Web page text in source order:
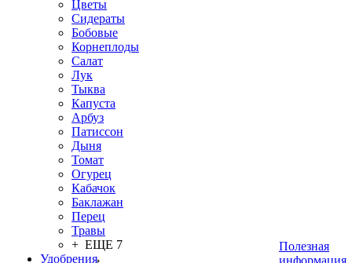
Цветы
Сидераты
Бобовые
Корнеплоды
Салат
Лук
Тыква
Капуста
Арбуз
Патиссон
Дыня
Томат
Огурец
Кабачок
Баклажан
Перец
Травы
+ ЕЩЕ 7
Удобрения
Полезная
информация